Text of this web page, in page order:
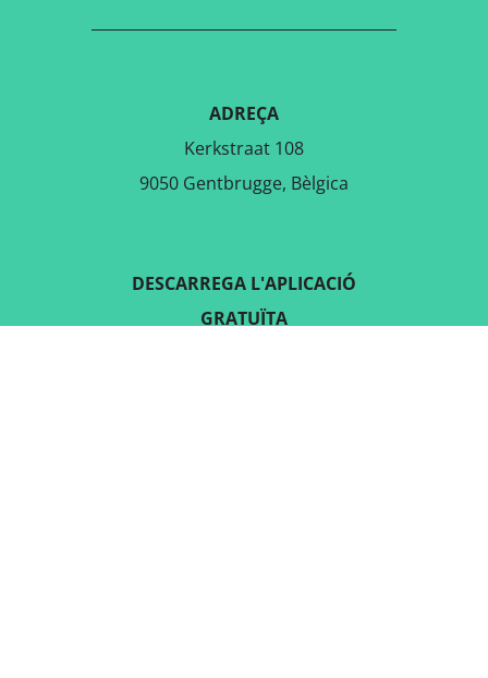
ADREÇA
Kerkstraat 108
9050 Gentbrugge, Bèlgica
DESCARREGA L'APLICACIÓ
GRATUÏTA